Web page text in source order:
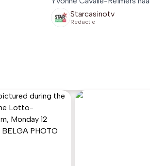
Starcasinotv
Redactie